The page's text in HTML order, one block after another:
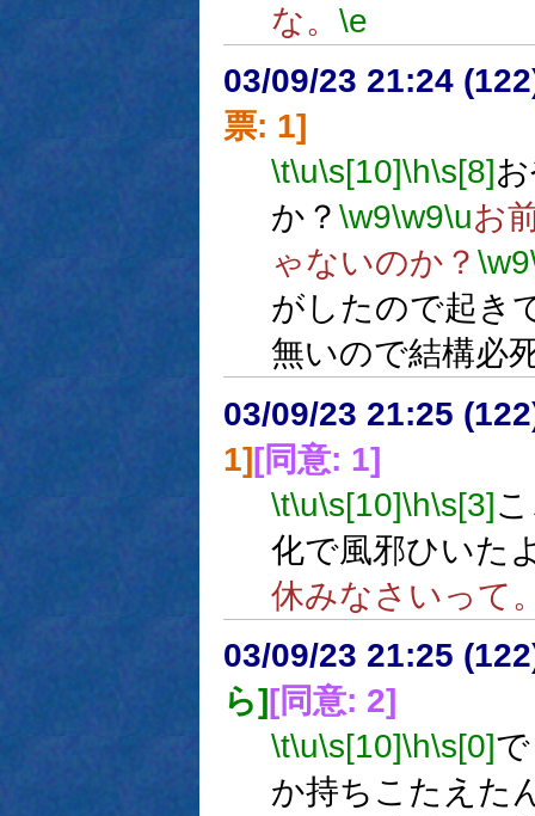
な。 \e
03/09/23 21:24
票: 1]
\t\u\s[10]\h\s[8]
か？ \w9\w9\uお
ゃないのか？ \w9
がしたので起き
無いので結構必
03/09/23 21:25
1][同意: 1]
\t\u\s[10]\h\s[3]
化で風邪ひいた
休みなさいって
03/09/23 21:25
ら][同意: 2]
\t\u\s[10]\h\s[0]
か持ちこたえた